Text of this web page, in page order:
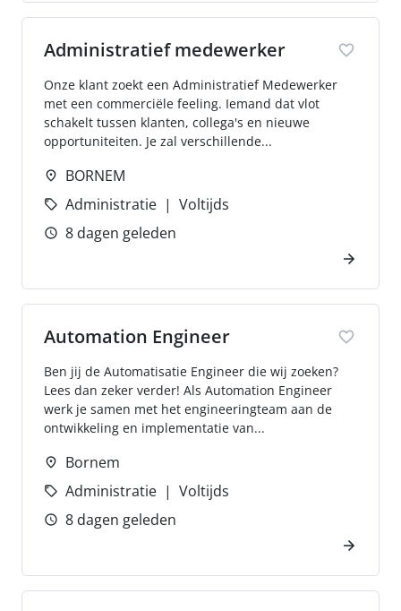
Administratief medewerker
Onze klant zoekt een Administratief Medewerker
met een commerciële feeling. Iemand dat vlot
schakelt tussen klanten, collega's en nieuwe
opportuniteiten. Je zal verschillende...
BORNEM
Administratie
Voltijds
8 dagen geleden
Automation Engineer
Ben jij de Automatisatie Engineer die wij zoeken?
Lees dan zeker verder! Als Automation Engineer
werk je samen met het engineeringteam aan de
ontwikkeling en implementatie van...
Bornem
Administratie
Voltijds
8 dagen geleden